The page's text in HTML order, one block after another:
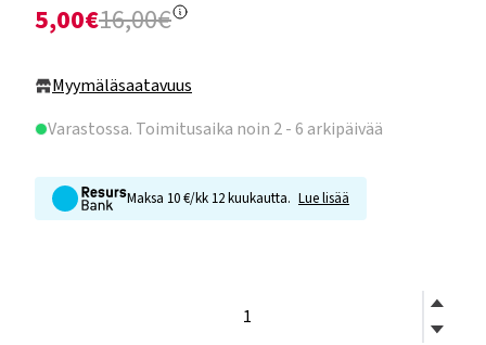
5,00€16,00€
Myymäläsaatavuus
Varastossa. Toimitusaika noin 2 - 6 arkipäivää
Maksa 10 €/kk 12 kuukautta. Lue lisää